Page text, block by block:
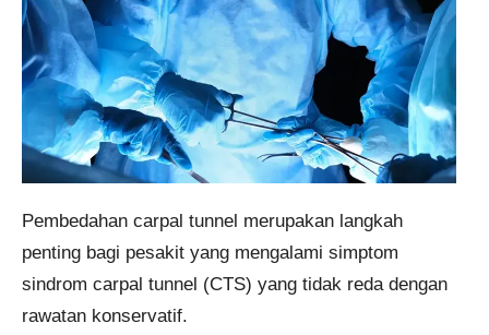
Pembedahan carpal tunnel merupakan langkah
penting bagi pesakit yang mengalami simptom
sindrom carpal tunnel (CTS) yang tidak reda dengan
rawatan konservatif.